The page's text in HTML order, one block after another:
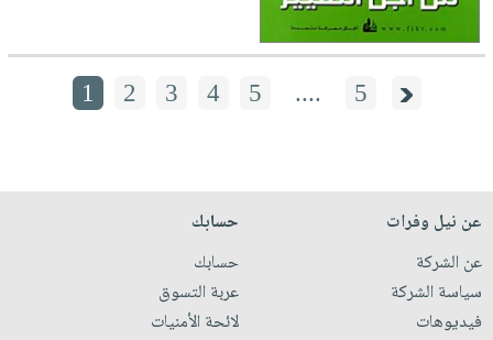
1 2 3 4 5 .... 5
عن نيل وفرات
عن الشركة
سياسة الشركة
فيديوهات
حسابك
حسابك
عربة التسوق
لائحة الأمنيات